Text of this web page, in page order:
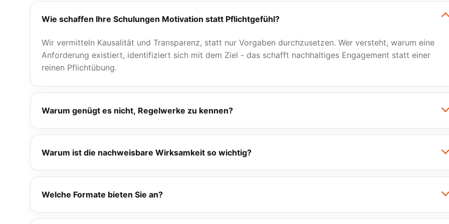
Wie schaffen Ihre Schulungen Motivation statt Pflichtgefühl?
Wir vermitteln Kausalität und Transparenz, statt nur Vorgaben durchzusetzen. Wer versteht, warum eine
Anforderung existiert, identifiziert sich mit dem Ziel - das schafft nachhaltiges Engagement statt einer
reinen Pflichtübung.
Warum genügt es nicht, Regelwerke zu kennen?
Den Überblick über Gesetze, Verordnungen, Richtlinien und Industriestandards zu bewahren, ist die
nachweisbarer Wirksamkeit der Schulung. Genau hier setzen unsere Trainings an.
Warum ist die nachweisbare Wirksamkeit so wichtig?
Bleibt der Schulungserfolg aus, entsteht ein Risiko. Die nachweisbare Wirksamkeit ist elementarer Teil der
es das regulierte Umfeld verlangt.
Welche Formate bieten Sie an?
Webinare und Seminare, Inhouse-Schulungen, projektbegleitende Trainings durch Senior-Berater, der